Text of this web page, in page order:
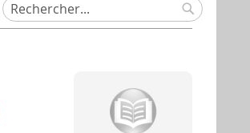
Rechercher
Rechercher